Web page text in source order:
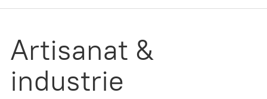
Artisanat &
industrie